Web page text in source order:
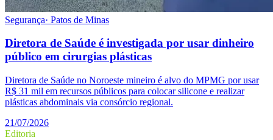
Segurança· Patos de Minas
Diretora de Saúde é investigada por usar dinheiro
público em cirurgias plásticas
Diretora de Saúde no Noroeste mineiro é alvo do MPMG por usar
R$ 31 mil em recursos públicos para colocar silicone e realizar
plásticas abdominais via consórcio regional.
21/07/2026
Editoria